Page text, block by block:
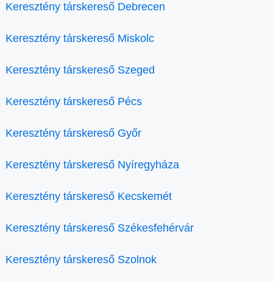
Keresztény társkereső Debrecen
Keresztény társkereső Miskolc
Keresztény társkereső Szeged
Keresztény társkereső Pécs
Keresztény társkereső Győr
Keresztény társkereső Nyíregyháza
Keresztény társkereső Kecskemét
Keresztény társkereső Székesfehérvár
Keresztény társkereső Szolnok